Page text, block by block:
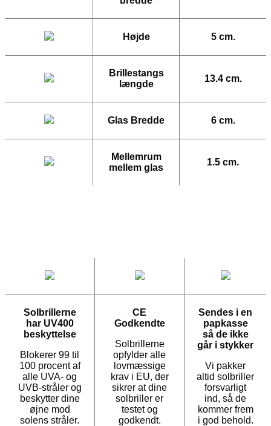
Højde 5 cm.
Brillestangs
længde
13.4 cm.
Glas Bredde 6 cm.
Mellemrum
mellem glas
1.5 cm.
Solbrillerne
har UV400
beskyttelse
Blokerer 99 til
100 procent af
alle UVA- og
UVB-stråler og
beskytter dine
øjne mod
solens stråler.
CE
Godkendte
Solbrillerne
opfylder alle
lovmæssige
krav i EU, der
sikrer at dine
solbriller er
testet og
godkendt.
Sendes i en
papkasse
så de ikke
går i stykker
Vi pakker
altid solbriller
forsvarligt
ind, så de
kommer frem
i god behold.